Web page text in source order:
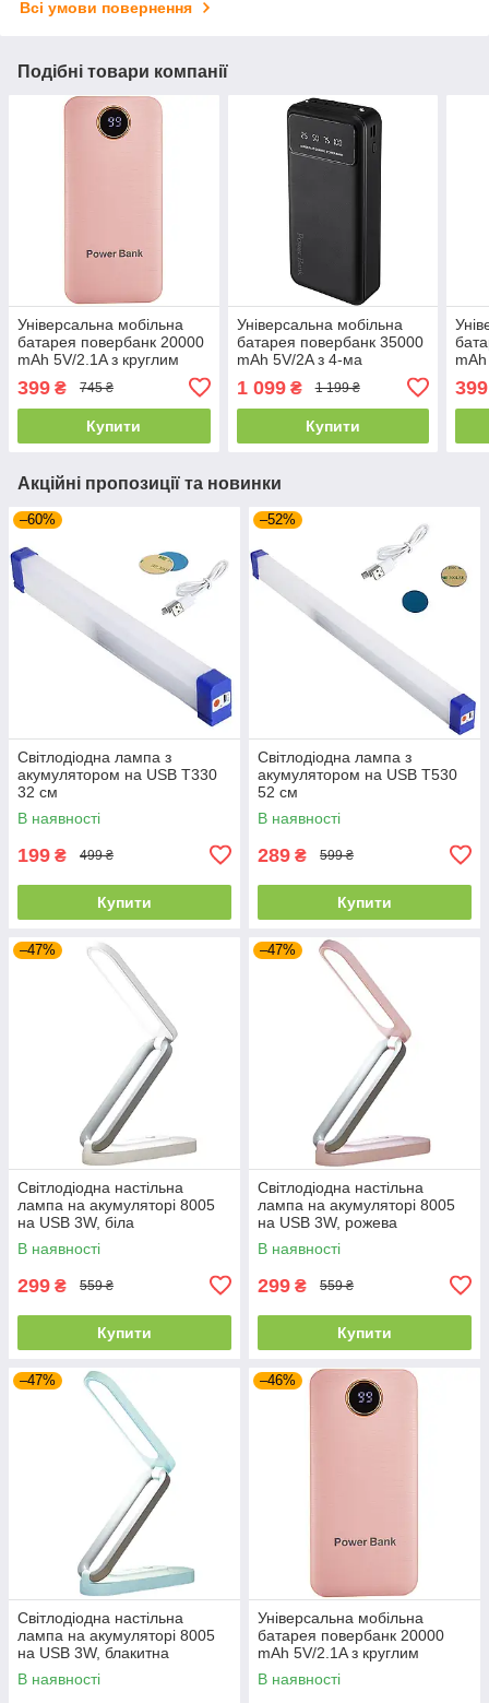
Всі умови повернення
Подібні товари компанії
Універсальна мобільна
батарея повербанк 20000
mAh 5V/2.1A з круглим
циферблатом персикова
399 ₴ 745 ₴
Купити
Універсальна мобільна
батарея повербанк 35000
mAh 5V/2A з 4-ма
1 099₴ 1 199 ₴
Купити
399
Акційні пропозиції та новинки
–60%
Світлодіодна лампа з
акумулятором на USB T330
32 см
В наявності
199 ₴ 499 ₴
Купити
–52%
Світлодіодна лампа з
акумулятором на USB T530
52 см
В наявності
289 ₴ 599 ₴
Купити
–47%
Світлодіодна настільна
лампа на акумуляторі 8005
на USB 3W, біла
В наявності
299 ₴ 559 ₴
Купити
–47%
Світлодіодна настільна
лампа на акумуляторі 8005
на USB 3W, рожева
В наявності
299 ₴ 559 ₴
Купити
–47%
Світлодіодна настільна
лампа на акумуляторі 8005
на USB 3W, блакитна
В наявності
–46%
Універсальна мобільна
батарея повербанк 20000
mAh 5V/2.1A з круглим
циферблатом персикова
В наявності